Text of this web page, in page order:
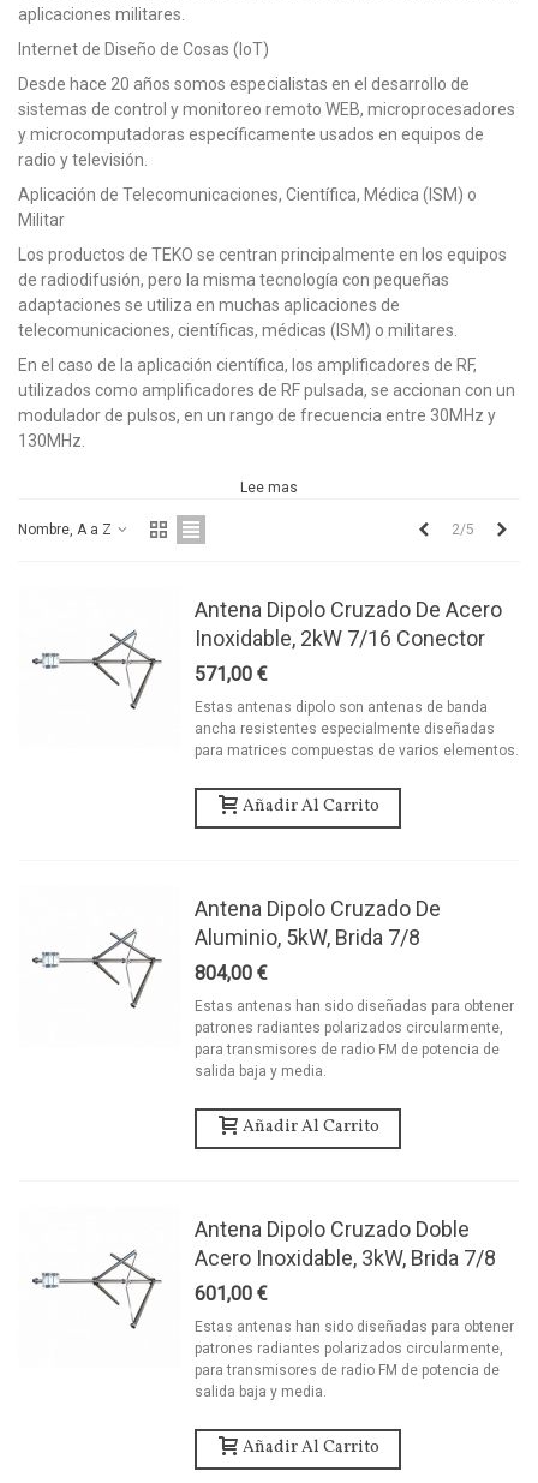
aplicaciones militares.
Internet de Diseño de Cosas (IoT)
Desde hace 20 años somos especialistas en el desarrollo de
sistemas de control y monitoreo remoto WEB, microprocesadores
y microcomputadoras específicamente usados en equipos de
radio y televisión.
Aplicación de Telecomunicaciones, Científica, Médica (ISM) o
Militar
Los productos de TEKO se centran principalmente en los equipos
de radiodifusión, pero la misma tecnología con pequeñas
adaptaciones se utiliza en muchas aplicaciones de
telecomunicaciones, científicas, médicas (ISM) o militares.
En el caso de la aplicación científica, los amplificadores de RF,
utilizados como amplificadores de RF pulsada, se accionan con un
modulador de pulsos, en un rango de frecuencia entre 30MHz y
130MHz.
Lee mas
Nombre, A a Z Anterior
2/5
Antena Dipolo Cruzado De Acero
Inoxidable, 2kW 7/16 Conector
571,00 €
Estas antenas dipolo son antenas de banda
ancha resistentes especialmente diseñadas
para matrices compuestas de varios elementos.
Añadir Al Carrito
Antena Dipolo Cruzado De
Aluminio, 5kW, Brida 7/8
804,00 €
Estas antenas han sido diseñadas para obtener
patrones radiantes polarizados circularmente,
para transmisores de radio FM de potencia de
salida baja y media.
Añadir Al Carrito
Antena Dipolo Cruzado Doble
Acero Inoxidable, 3kW, Brida 7/8
601,00 €
Estas antenas han sido diseñadas para obtener
patrones radiantes polarizados circularmente,
para transmisores de radio FM de potencia de
salida baja y media.
Añadir Al Carrito